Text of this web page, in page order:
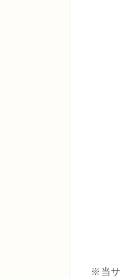
※当サ